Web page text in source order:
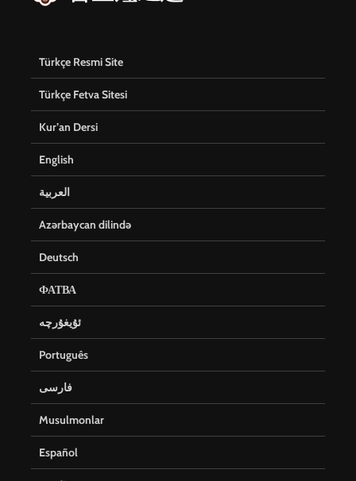
Türkçe Resmi Site
Türkçe Fetva Sitesi
Kur’an Dersi
English
العربية
Azərbaycan dilində
Deutsch
ФАТВА
ئۇيغۇرچە
Português
فارسی
Musulmonlar
Español